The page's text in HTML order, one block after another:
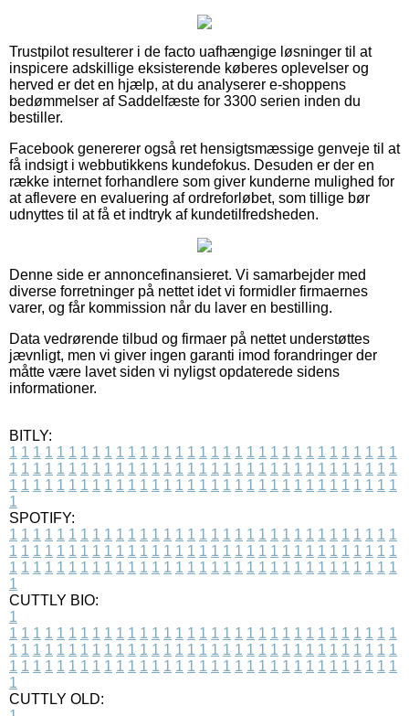
Trustpilot resulterer i de facto uafhængige løsninger til at
inspicere adskillige eksisterende køberes oplevelser og
herved er det en hjælp, at du analyserer e-shoppens
bedømmelser af Saddelfæste for 3300 serien inden du
bestiller.
Facebook genererer også ret hensigtsmæssige genveje til at
få indsigt i webbutikkens kundefokus. Desuden er der en
række internet forhandlere som giver kunderne mulighed for
at aflevere en evaluering af ordreforløbet, som tillige bør
udnyttes til at få et indtryk af kundetilfredsheden.
Denne side er annoncefinansieret. Vi samarbejder med
diverse forretninger på nettet idet vi formidler firmaernes
varer, og får kommission når du laver en bestilling.
Data vedrørende tilbud og firmaer på nettet understøttes
jævnligt, men vi giver ingen garanti imod forandringer der
måtte være lavet siden vi nyligst opdaterede sidens
informationer.
BITLY:
1 1 1 1 1 1 1 1 1 1 1 1 1 1 1 1 1 1 1 1 1 1 1 1 1 1 1 1 1 1 1 1 1
1 1 1 1 1 1 1 1 1 1 1 1 1 1 1 1 1 1 1 1 1 1 1 1 1 1 1 1 1 1 1 1 1
1 1 1 1 1 1 1 1 1 1 1 1 1 1 1 1 1 1 1 1 1 1 1 1 1 1 1 1 1 1 1 1 1
1
SPOTIFY:
1 1 1 1 1 1 1 1 1 1 1 1 1 1 1 1 1 1 1 1 1 1 1 1 1 1 1 1 1 1 1 1 1
1 1 1 1 1 1 1 1 1 1 1 1 1 1 1 1 1 1 1 1 1 1 1 1 1 1 1 1 1 1 1 1 1
1 1 1 1 1 1 1 1 1 1 1 1 1 1 1 1 1 1 1 1 1 1 1 1 1 1 1 1 1 1 1 1 1
1
CUTTLY BIO:
1
1 1 1 1 1 1 1 1 1 1 1 1 1 1 1 1 1 1 1 1 1 1 1 1 1 1 1 1 1 1 1 1 1
1 1 1 1 1 1 1 1 1 1 1 1 1 1 1 1 1 1 1 1 1 1 1 1 1 1 1 1 1 1 1 1 1
1 1 1 1 1 1 1 1 1 1 1 1 1 1 1 1 1 1 1 1 1 1 1 1 1 1 1 1 1 1 1 1 1
1
CUTTLY OLD: